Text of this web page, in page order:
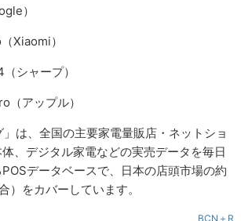
）
Xiaomi）
シャープ）
アップル）
」は、全国の主要家電量販店・ネットショ
、デジタル家電などの実売データを毎日
データベースで、日本の店頭市場の約
）をカバーしています。
BCN＋R